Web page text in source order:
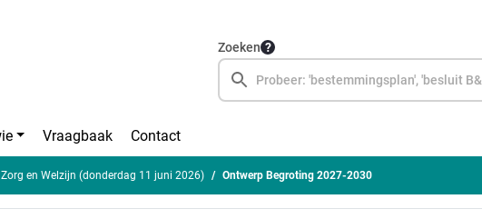
Zoeken
Vraagbaak Contact
en Welzijn (donderdag 11 juni 2026) Ontwerp Begroting 2027-2030